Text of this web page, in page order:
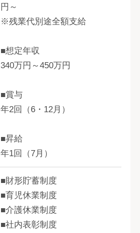
円～
※残業代別途全額支給
■想定年収
340万円～450万円
■賞与
年2回（6・12月）
■昇給
年1回（7月）
■財形貯蓄制度
■育児休業制度
■介護休業制度
■社内表彰制度